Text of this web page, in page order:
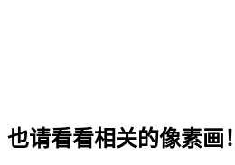
也请看看相关的像素画！